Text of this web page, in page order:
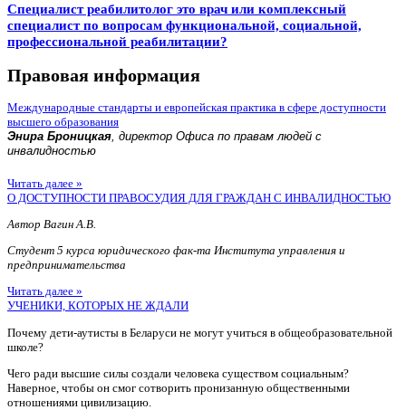
Специалист реабилитолог это врач или комплексный
специалист по вопросам функциональной, социальной,
профессиональной реабилитации?
Правовая информация
Международные стандарты и европейская практика в сфере доступности
высшего образования
Энира Броницкая, директор Офиса по правам людей с
инвалидностью
Читать далее »
О ДОСТУПНОСТИ ПРАВОСУДИЯ ДЛЯ ГРАЖДАН С ИНВАЛИДНОСТЬЮ
Автор Вагин А.В.
Студент 5 курса юридического фак-та Института управления и
предпринимательства
Читать далее »
УЧЕНИКИ, КОТОРЫХ НЕ ЖДАЛИ
Почему дети-аутисты в Беларуси не могут учиться в общеобразовательной
школе?
Чего ради высшие силы создали человека существом социальным?
Наверное, чтобы он смог сотворить пронизанную общественными
отношениями цивилизацию.